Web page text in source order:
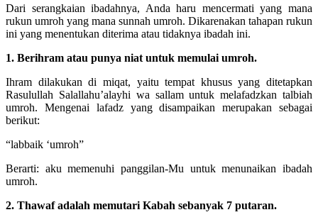
Dari serangkaian ibadahnya, Anda haru mencermati yang mana
rukun umroh yang mana sunnah umroh. Dikarenakan tahapan rukun
ini yang menentukan diterima atau tidaknya ibadah ini.
1. Berihram atau punya niat untuk memulai umroh.
Ihram dilakukan di miqat, yaitu tempat khusus yang ditetapkan
Rasulullah Salallahu’alayhi wa sallam untuk melafadzkan talbiah
umroh. Mengenai lafadz yang disampaikan merupakan sebagai
berikut:
“labbaik ‘umroh”
Berarti: aku memenuhi panggilan-Mu untuk menunaikan ibadah
umroh.
2. Thawaf adalah memutari Kabah sebanyak 7 putaran.